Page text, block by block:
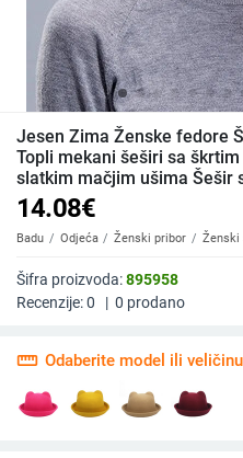
Jesen Zima Ženske fedore
Topli mekani šeširi sa
slatkim mačjim ušima Šešir
14.08€
Badu Odjeća Ženski pribor Ženski
Šifra proizvoda:895958
Recenzije:0 | 0 prodano
straighten Odaberite model ili veličinu